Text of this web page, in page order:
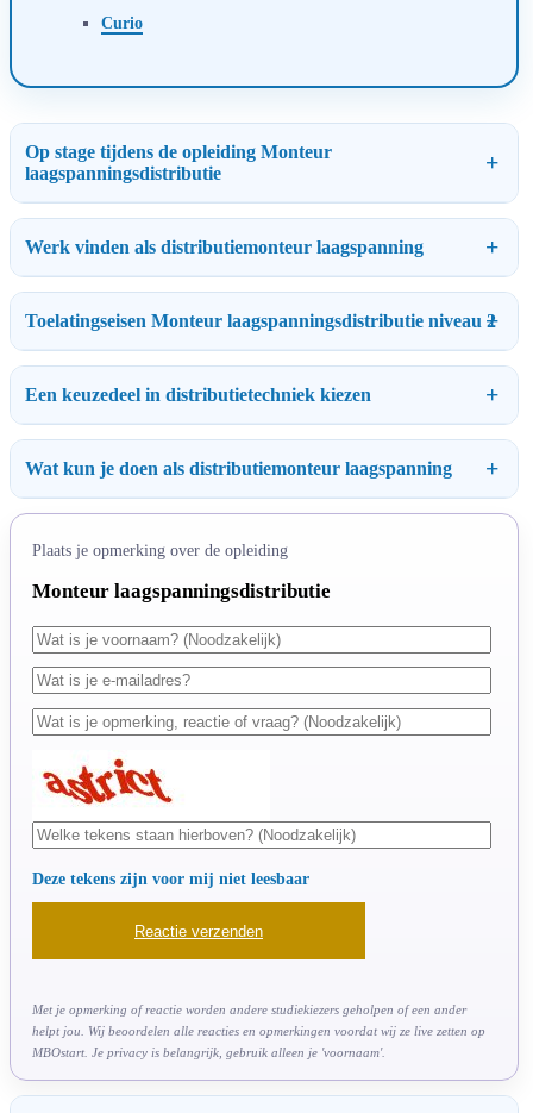
Curio
Op stage tijdens de opleiding Monteur
laagspanningsdistributie
Werk vinden als distributiemonteur laagspanning
Toelatingseisen Monteur laagspanningsdistributie niveau 2
Een keuzedeel in distributietechniek kiezen
Wat kun je doen als distributiemonteur laagspanning
Plaats je opmerking over de opleiding
Monteur laagspanningsdistributie
Deze tekens zijn voor mij niet leesbaar
Met je opmerking of reactie worden andere studiekiezers geholpen of een ander
helpt jou. Wij beoordelen alle reacties en opmerkingen voordat wij ze live zetten op
MBOstart. Je privacy is belangrijk, gebruik alleen je 'voornaam'.